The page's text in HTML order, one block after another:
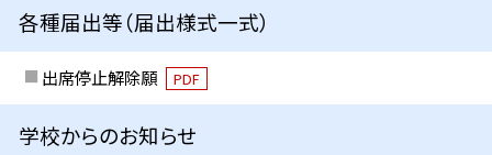
各種届出等（届出様式一式）
出席停止解除願 PDF
学校からのお知らせ